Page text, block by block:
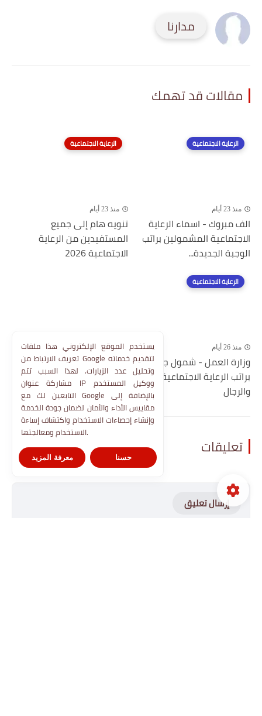
مدارنا
مقالات قد تهمك
الرعاية الاجتماعية
منذ 23 أيام
الف مبروك - اسماء الرعاية
الاجتماعية المشمولين براتب
الوجبة الجديدة...
الرعاية الاجتماعية
منذ 23 أيام
تنويه هام إلى جميع
المستفيدين من الرعاية
الاجتماعية 2026
الرعاية الاجتماعية
منذ 26 أيام
وزارة العمل - شمول جديد
براتب الرعاية الاجتماعية للنساء
والرجال
تعليقات
إرسال تعليق
يستخدم الموقع الإلكتروني هذا ملفات
تعريف الارتباط من Google لتقديم خدماته
وتحليل عدد الزيارات. لهذا السبب تتم
مشاركة عنوان IP ووكيل المستخدم
التابعين لك مع Google بالإضافة إلى
مقاييس الأداء والأمان لضمان جودة الخدمة
وإنشاء إحصاءات الاستخدام واكتشاف إساءة
الاستخدام ومعالجتها.
معرفة المزيد حسنا